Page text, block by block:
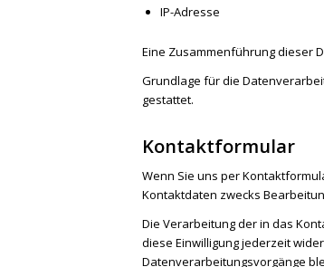
IP-Adresse
Eine Zusammenführung dieser
Grundlage für die
gestattet.
Kontaktformular
Wenn Sie uns per
Kontaktdaten zwecks
Die Verarbeitung der in das
diese Einwilligung jederzeit
Datenverarbeitungsvorgänge